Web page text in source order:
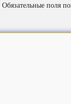
Обязательные поля